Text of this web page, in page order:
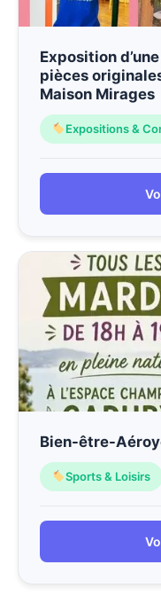
Exposition
pièces
Maison Mirages
Expositions &
Bien-être-
Sports & Loisirs